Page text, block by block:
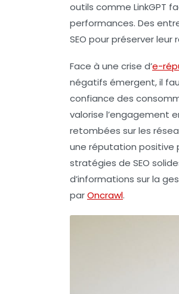
outils comme LinkGPT
performances. Des
SEO pour préserver leur
Face à une crise d’e-
négatifs émergent, il
confiance des
valorise l’engagement
retombées sur les
une réputation positive
stratégies de SEO
d’informations sur la
parOncrawl.